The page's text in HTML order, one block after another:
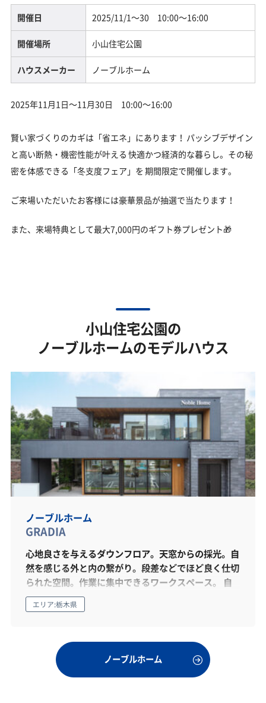
開催日 2025/11/1～30 10:00～16:00
開催場所 小山住宅公園
ハウスメーカー ノーブルホーム
2025年11月1日～11月30日 10:00～16:00
賢い家づくりのカギは「省エネ」にあります！ パッシブデザイン
と高い断熱・機密性能が叶える 快適かつ経済的な暮らし。その秘
密を体感できる「冬支度フェア」を 期間限定で開催します。
ご来場いただいたお客様には豪華景品が抽選で当たります！
また、来場特典として最大7,000円のギフト券プレゼント🎁
小山住宅公園の
ノーブルホームのモデルハウス
ノーブルホーム
GRADIA
心地良さを与えるダウンフロア。天窓からの採光。自
然を感じる外と内の繋がり。段差などでほど良く仕切
られた空間。作業に集中できるワークスペース。 自
分時間や家族時間を愉しめる趣味部屋。SE構法で実
現した贅沢な空間には、自宅とは思えない贅沢な時間
ーマルな暮らしをたのしむ新しい住まいのカタチのご
提案です。
エリア:栃木県
ノーブルホーム